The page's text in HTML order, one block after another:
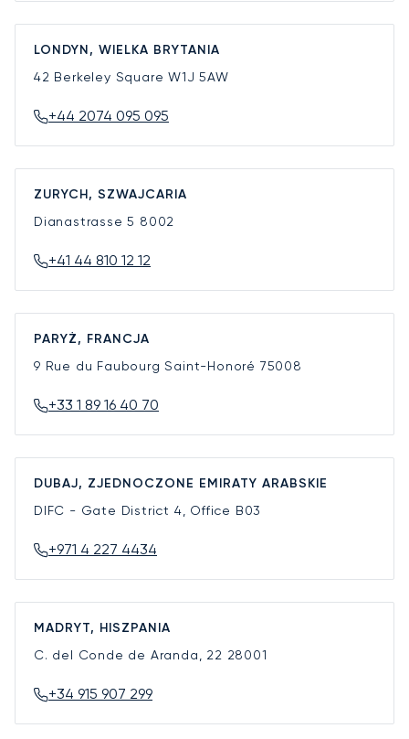
LONDYN, WIELKA BRYTANIA
42 Berkeley SquareW1J 5AW
+44 2074 095 095
ZURYCH, SZWAJCARIA
Dianastrasse 5 8002
+41 44 810 12 12
PARYŻ, FRANCJA
9 Rue du Faubourg Saint-Honoré 75008
+33 1 89 16 40 70
DUBAJ, ZJEDNOCZONE EMIRATY ARABSKIE
DIFC - Gate District 4, Office B03
+971 4 227 4434
MADRYT, HISZPANIA
C. del Conde de Aranda, 22 28001
+34 915 907 299